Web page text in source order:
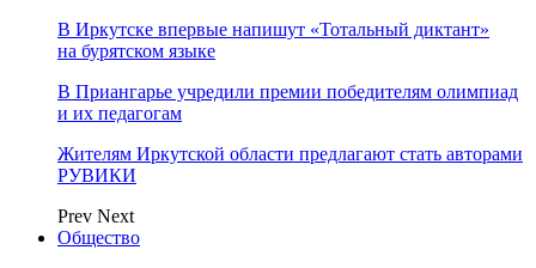
В Иркутске впервые напишут «Тотальный диктант»
на бурятском языке
В Приангарье учредили премии победителям олимпиад
и их педагогам
Жителям Иркутской области предлагают стать авторами
РУВИКИ
Prev Next
Общество